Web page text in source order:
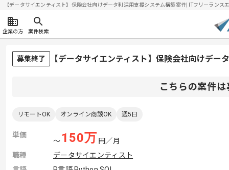
【データサイエンティスト】保険会社向けデータ利活用支援システム構築案件| ITフリーラン
企業の方 案件検索
募集終了 【データサイエンティスト】保険会社向けデ
こちらの案件
リモートOK オンライン商談OK 週5日
単価
〜 150万 円／月
職種
データサイエンティスト